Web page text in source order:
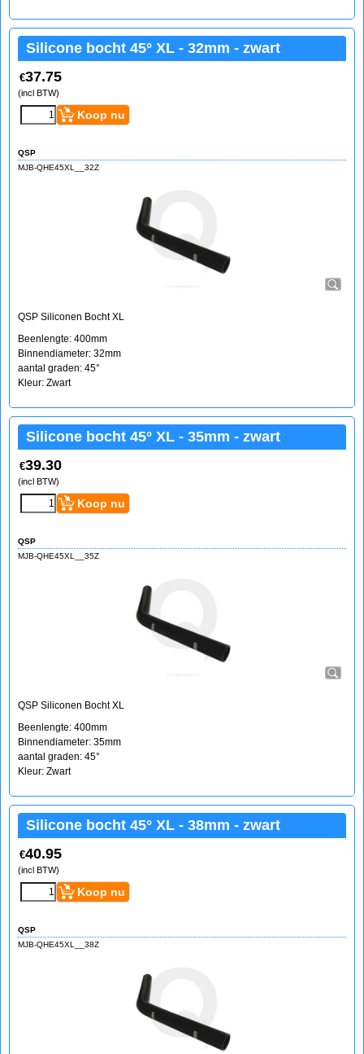
Silicone bocht 45° XL - 32mm - zwart
€37.75
(incl BTW)
Koop nu
QSP
MJB-QHE45XL__32Z
QSP Siliconen Bocht XL
Beenlengte: 400mm
Binnendiameter: 32mm
aantal graden: 45°
Kleur: Zwart
Silicone bocht 45° XL - 35mm - zwart
€39.30
(incl BTW)
Koop nu
QSP
MJB-QHE45XL__35Z
QSP Siliconen Bocht XL
Beenlengte: 400mm
Binnendiameter: 35mm
aantal graden: 45°
Kleur: Zwart
Silicone bocht 45° XL - 38mm - zwart
€40.95
(incl BTW)
Koop nu
QSP
MJB-QHE45XL__38Z